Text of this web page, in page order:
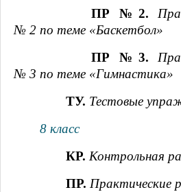
ПР №2.
№ 2 по теме «Баскетбол»
ПР №3.
№ 3 по теме «Гимнастика»
ТУ. Тестовые
8 класс
КР. Контрольная
ПР. Практические